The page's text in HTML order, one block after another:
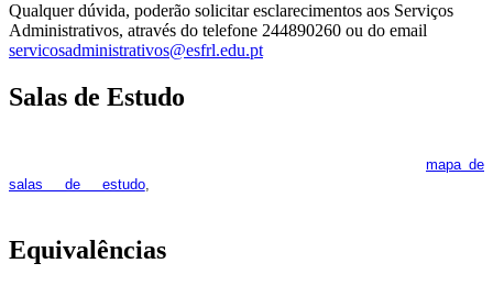
Qualquer dúvida, poderão solicitar esclarecimentos aos Serviços
Administrativos, através do telefone 244890260 ou do email
servicosadministrativos@esfrl.edu.pt
Salas de Estudo
mapa de
salas de estudo,
Equivalências